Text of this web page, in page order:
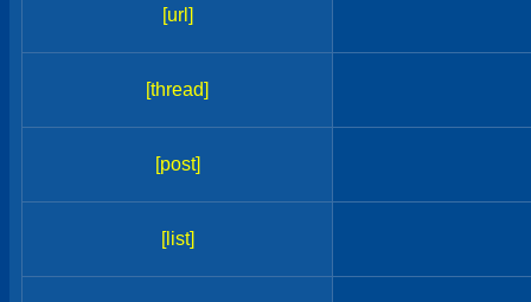
[url]
[thread]
[post]
[list]